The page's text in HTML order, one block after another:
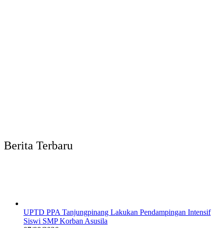
Berita Terbaru
UPTD PPA Tanjungpinang Lakukan Pendampingan Intensif
Siswi SMP Korban Asusila